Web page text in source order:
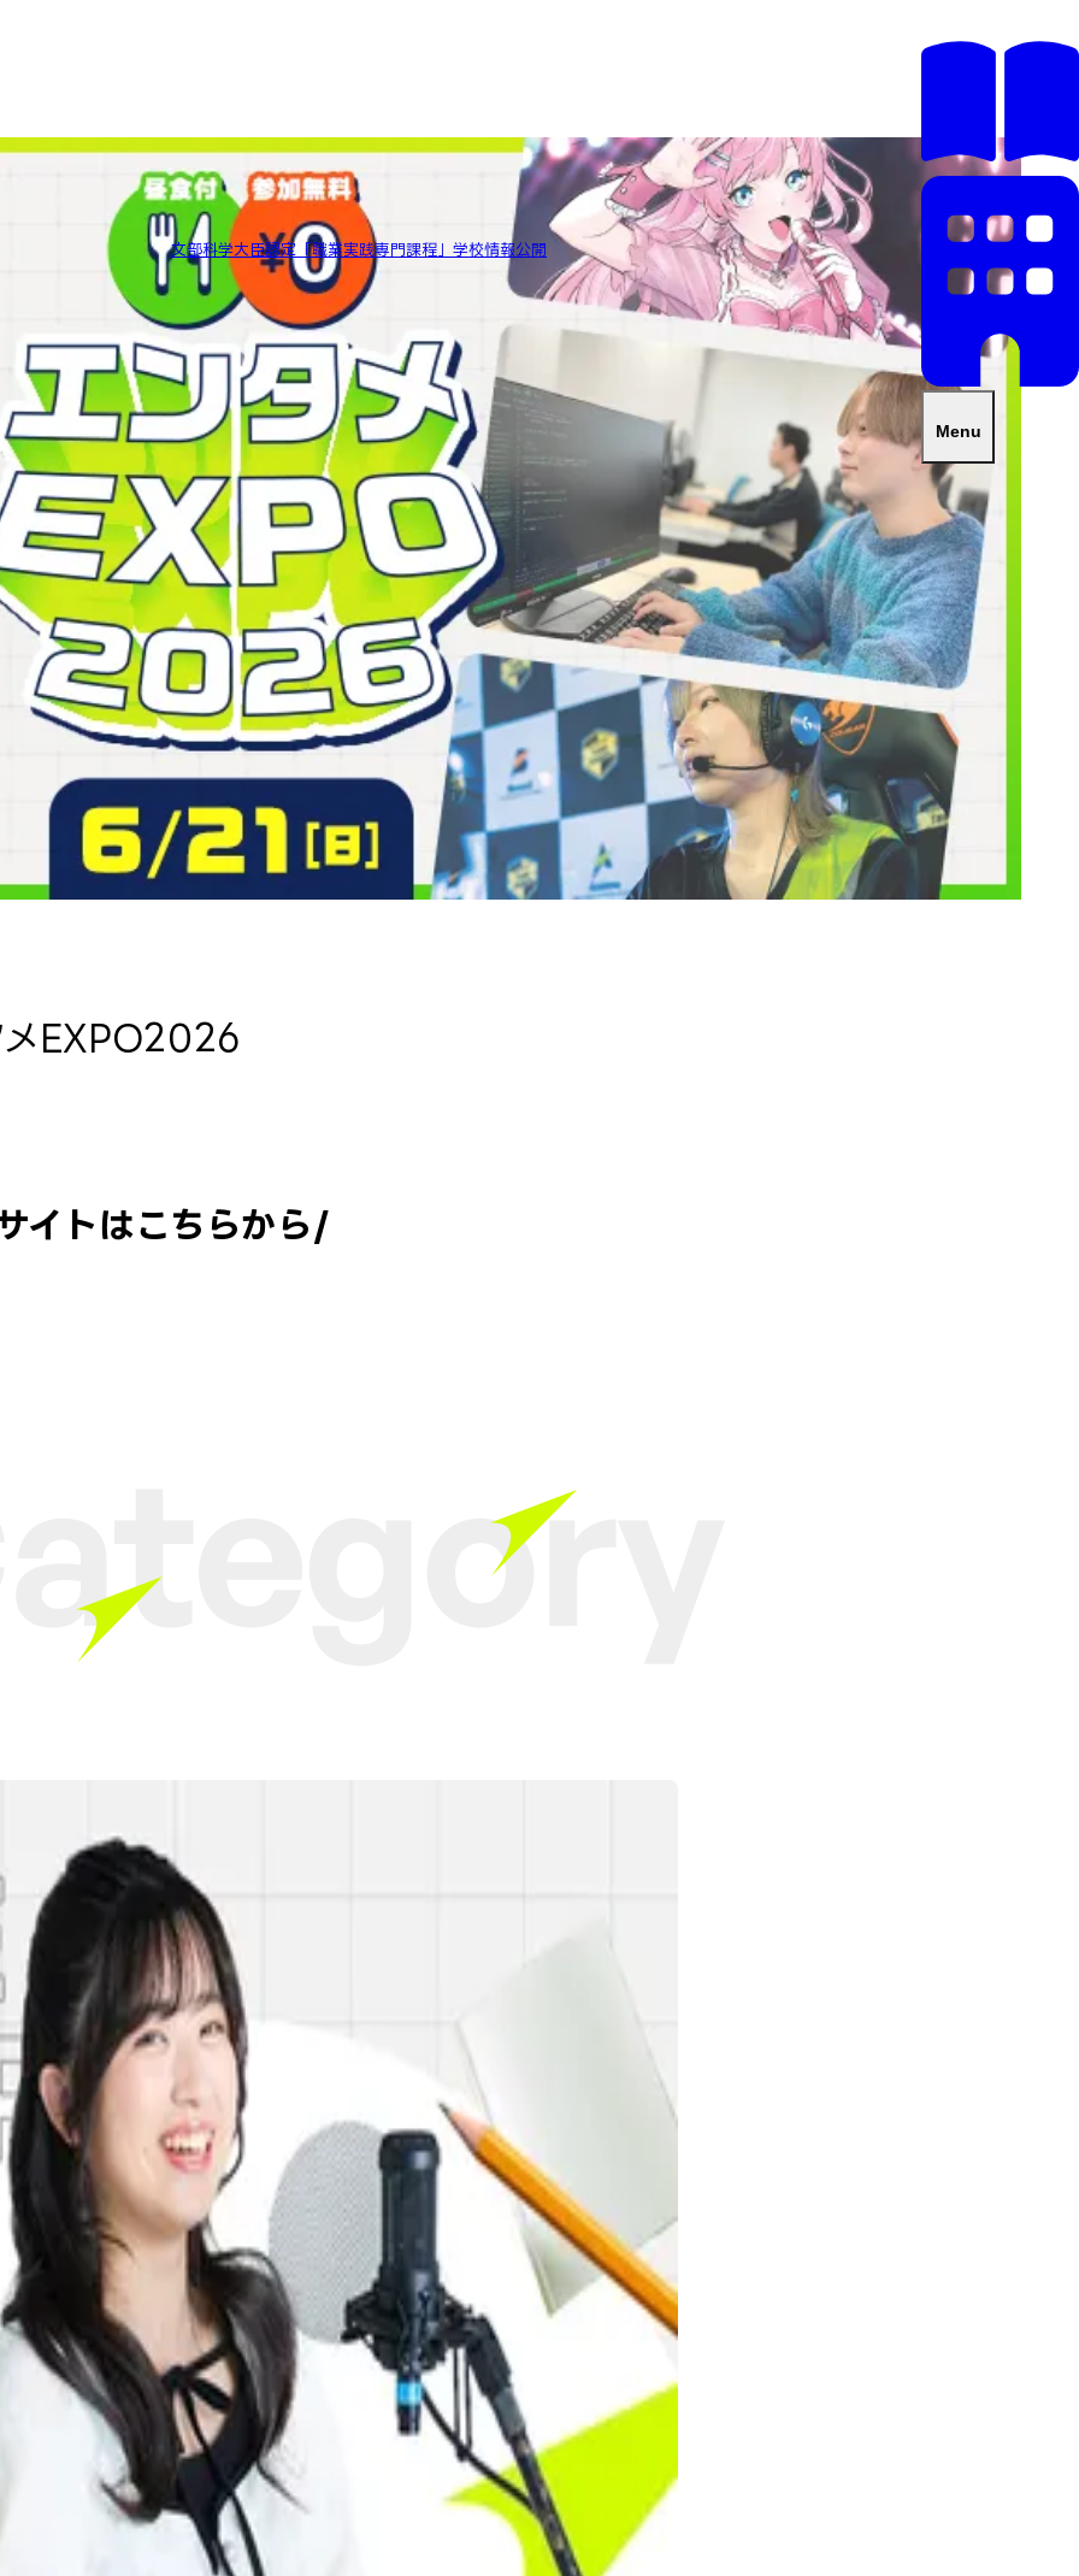
文部科学大臣認定「職業実践専門課程」学校情報公開
Menu
メEXPO2026
イトはこちらから/